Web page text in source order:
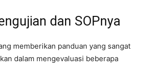
dan SOPnya
memberikan panduan yang sangat
dalam mengevaluasi beberapa